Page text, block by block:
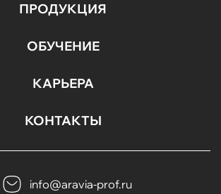
ПРОДУКЦИЯ
ОБУЧЕНИЕ
КАРЬЕРА
КОНТАКТЫ
info@aravia-prof.ru